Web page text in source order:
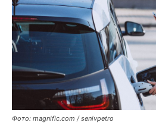
Фото: magnific.com / senivpetro